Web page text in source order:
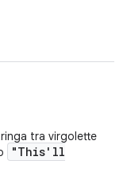
tra virgolette
"This'll